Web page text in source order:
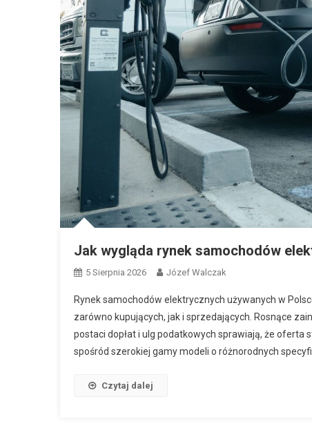
Jak wygląda rynek samochodów
5 Sierpnia 2026 Józef Walczak
Rynek samochodów elektrycznych używanych w
zarówno kupujących, jak i sprzedających. Rosnące
postaci dopłat i ulg podatkowych sprawiają, że oferta
spośród szerokiej gamy modeli o różnorodnych
Czytaj dalej